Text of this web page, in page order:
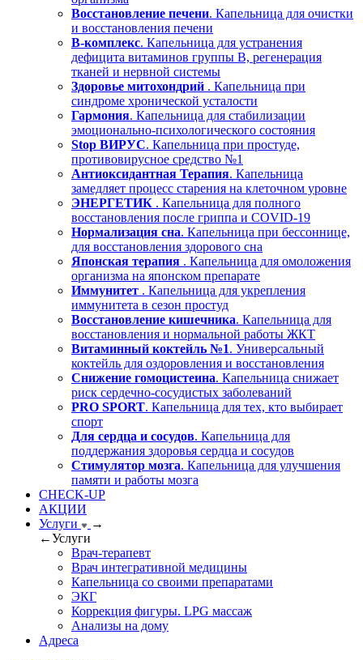
Восстановление печени. Капельница для очистки
и восстановления печени
В-комплекс. Капельница для устранения
дефицита витаминов группы В, регенерация
тканей и нервной системы
Здоровье митохондрий . Капельница при
синдроме хронической усталости
Гармония. Капельница для стабилизации
эмоционально-психологического состояния
Stop ВИРУС. Капельница при простуде,
противовирусное средство №1
Антиоксидантная Терапия. Капельница
замедляет процесс старения на клеточном уровне
ЭНЕРГЕТИК . Капельница для полного
восстановления после гриппа и COVID-19
Нормализация сна. Капельница при бессоннице,
для восстановления здорового сна
Японская терапия . Капельница для омоложения
организма на японском препарате
Иммунитет . Капельница для укрепления
иммунитета в сезон простуд
Восстановление кишечника. Капельница для
восстановления и нормальной работы ЖКТ
Витаминный коктейль №1. Универсальный
коктейль для оздоровления и восстановления
Снижение гомоцистеина. Капельница снижает
риск сердечно-сосудистых заболеваний
PRO SPORT. Капельница для тех, кто выбирает
спорт
Для сердца и сосудов. Капельница для
поддержания здоровья сердца и сосудов
Стимулятор мозга. Капельница для улучшения
памяти и работы мозга
CHECK-UP
АКЦИИ
Услуги
→
←Услуги
Врач-терапевт
Врач интегративной медицины
Капельница со своими препаратами
ЭКГ
Коррекция фигуры. LPG массаж
Анализы на дому
Адреса